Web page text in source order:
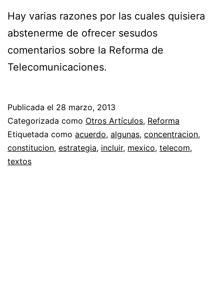
Hay varias razones por las cuales quisiera
abstenerme de ofrecer sesudos
comentarios sobre la Reforma de
Telecomunicaciones.
Publicada el 28 marzo, 2013
Categorizada como Otros Artículos, Reforma
Etiquetada como acuerdo, algunas, concentracion,
constitucion, estrategia, incluir, mexico, telecom,
textos